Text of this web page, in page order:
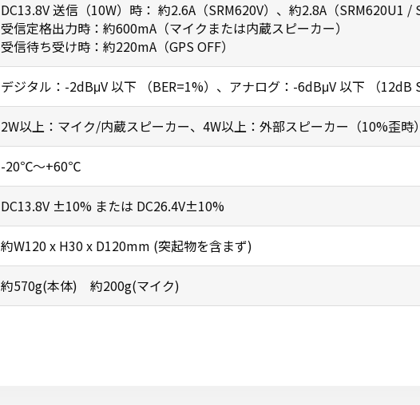
DC13.8V 送信（10W）時： 約2.6A（SRM620V）、約2.8A（SRM620U1 /
受信定格出力時：約600mA（マイクまたは内蔵スピーカー）
受信待ち受け時：約220mA（GPS OFF）
デジタル：-2dBμV 以下 （BER=1%）、アナログ：-6dBμV 以下 （12dB
2W以上：マイク/内蔵スピーカー、4W以上：外部スピーカー（10%歪時）
-20℃～+60℃
DC13.8V ±10% または DC26.4V±10%
約W120 x H30 x D120mm (突起物を含まず)
約570g(本体) 約200g(マイク)